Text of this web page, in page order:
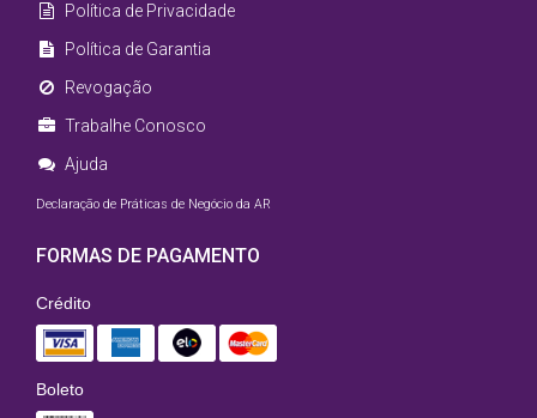
Política de Privacidade
Política de Garantia
Revogação
Trabalhe Conosco
Ajuda
Declaração de Práticas de Negócio da AR
FORMAS DE PAGAMENTO
Crédito
Boleto